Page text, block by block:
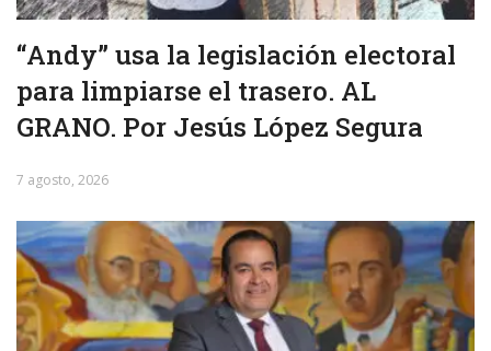
“Andy” usa la legislación electoral
para limpiarse el trasero. AL
GRANO. Por Jesús López Segura
7 agosto, 2026